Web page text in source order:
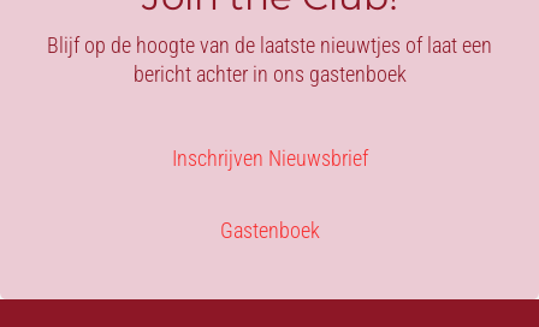
Blijf op de hoogte van de laatste nieuwtjes of laat een
bericht achter in ons gastenboek
Inschrijven Nieuwsbrief
Gastenboek